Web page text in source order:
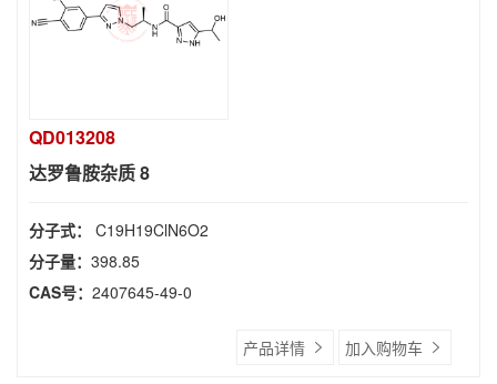
QD013208
达罗鲁胺杂质 8
分子式： C19H19ClN6O2
分子量： 398.85
CAS号： 2407645-49-0
产品详情 加入购物车